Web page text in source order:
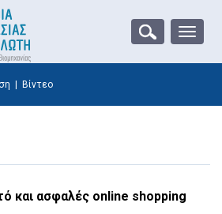
Toggle
Βίντεο
και ασφαλές online shopping